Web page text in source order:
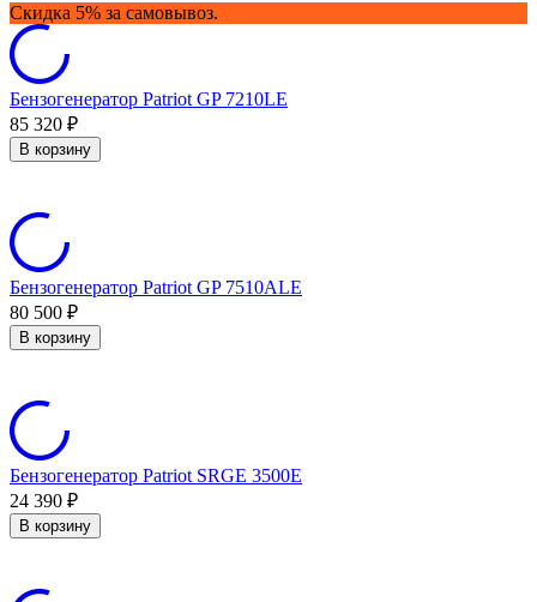
Скидка 5% за самовывоз.
Бензогенератор Patriot GP 7210LE
85 320 ₽
В корзину
Бензогенератор Patriot GP 7510ALE
80 500 ₽
В корзину
Бензогенератор Patriot SRGE 3500E
24 390 ₽
В корзину